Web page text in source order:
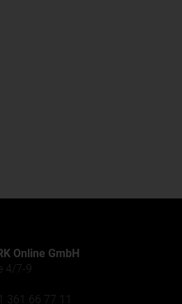
Online GmbH
4/7-9
361 66 77 11